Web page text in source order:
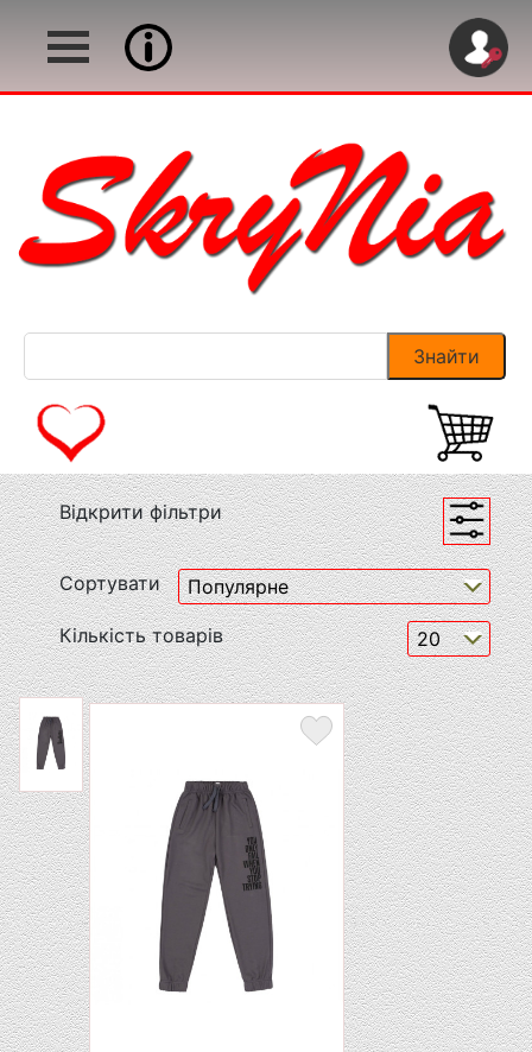
Відкрити фільтри
Сортувати
Кількість товарів